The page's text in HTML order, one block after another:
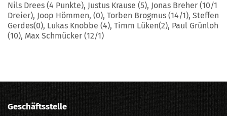
Nils Drees (4 Punkte), Justus Krause (5), Jonas Breher (10/1
Dreier), Joop Hömmen, (0), Torben Brogmus (14/1), Steffen
Gerdes(0), Lukas Knobbe (4), Timm Lüken(2), Paul Grünloh
(10), Max Schmücker (12/1)
Geschäftsstelle